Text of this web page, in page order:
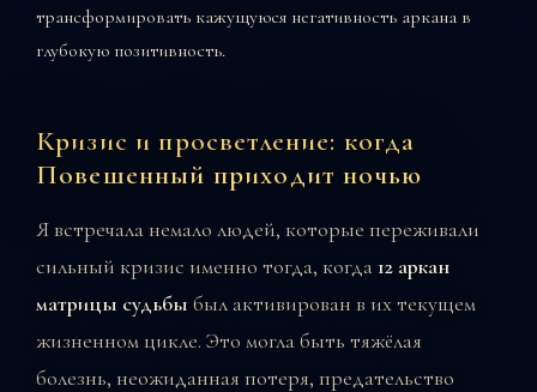
трансформировать кажущуюся негативность аркана в
глубокую позитивность.
Кризис и просветление: когда
Повешенный приходит ночью
Я встречала немало людей, которые переживали
сильный кризис именно тогда, когда12 аркан
матрицы судьбы был активирован в их текущем
жизненном цикле. Это могла быть тяжёлая
болезнь, неожиданная потеря, предательство